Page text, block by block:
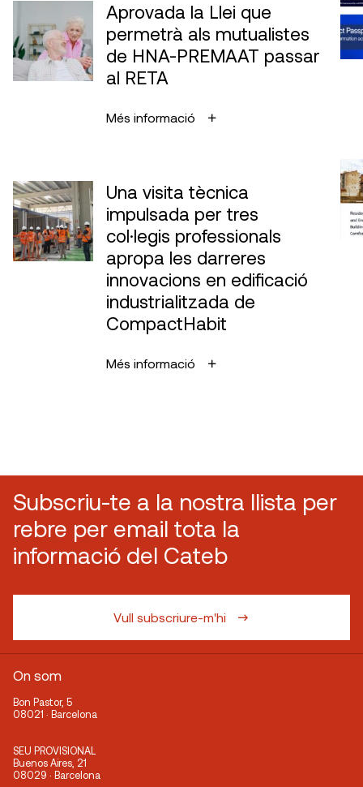
Aprovada la Llei que
permetrà als mutualistes
de HNA-PREMAAT passar
al RETA
Més informació
Una visita tècnica
impulsada per tres
col·legis professionals
apropa les darreres
innovacions en edificació
industrialitzada de
CompactHabit
Més informació
Subscriu-te a la nostra llista per
rebre per email tota la
informació del Cateb
Vull subscriure-m'hi
On som
Bon Pastor, 5
08021 · Barcelona
SEU PROVISIONAL
Buenos Aires, 21
08029 · Barcelona